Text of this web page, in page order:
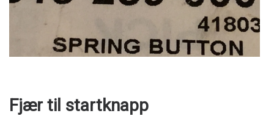
Fjær til startknapp